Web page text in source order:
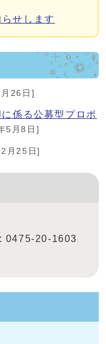
せします
26日]
係る公募型プロポ
5月8日]
月25日]
0475-20-1603